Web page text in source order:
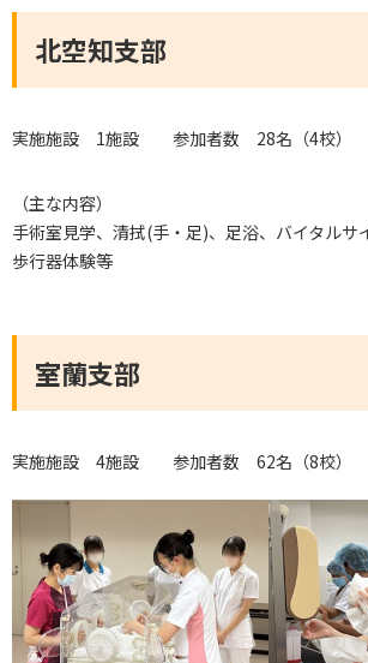
北空知支部
実施施設 1施設 参加者数 28名（4校）
（主な内容）
手術室見学、清拭(手・足)、足浴、バイタルサ
歩行器体験等
室蘭支部
実施施設 4施設 参加者数 62名（8校）